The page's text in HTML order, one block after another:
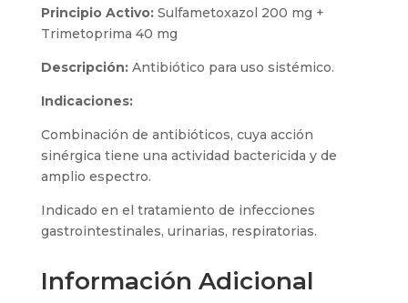
Principio Activo:Sulfametoxazol 200 mg +
Trimetoprima 40 mg
Descripción:Antibiótico para uso sistémico.
Indicaciones:
Combinación de antibióticos, cuya acción
sinérgica tiene una actividad bactericida y de
amplio espectro.
Indicado en el tratamiento de infecciones
gastrointestinales, urinarias, respiratorias.
Información Adicional